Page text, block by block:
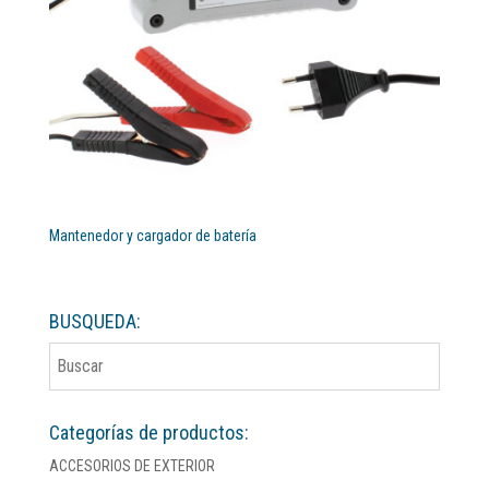
Mantenedor y cargador de batería
BUSQUEDA:
Categorías de productos:
ACCESORIOS DE EXTERIOR